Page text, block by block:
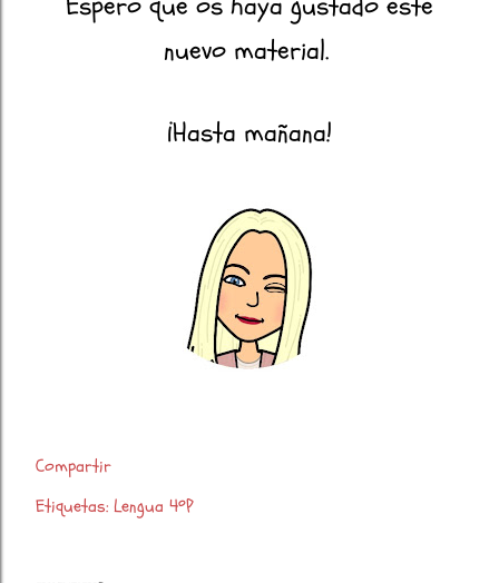
nuevo material.
¡Hasta mañana!
Compartir
Etiquetas: Lengua 4ºP